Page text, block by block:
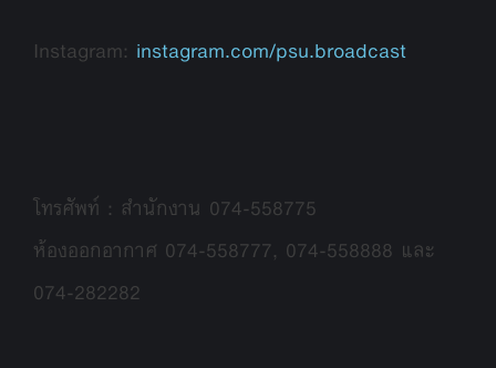
Instagram: instagram.com/psu.broadcast
โทรศัพท์ : สำนักงาน 074-558775
ห้องออกอากาศ 074-558777, 074-558888 และ
074-282282